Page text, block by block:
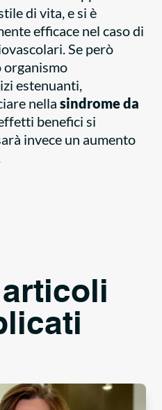
di vita, e si è
efficace nel caso di
Se però
estenuanti,
nellasindrome da
benefici si
invece un aumento